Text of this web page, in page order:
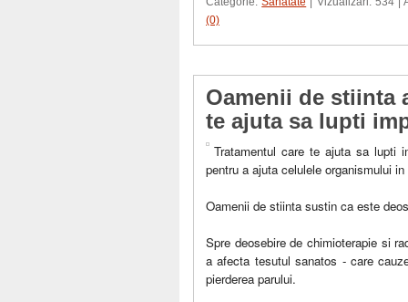
(0)
Oamenii de stiinta
te ajuta sa lupti
Tratamentul care te ajuta sa lupti
pentru a ajuta celulele organismului
Oamenii de stiinta sustin ca este
Spre deosebire de chimioterapie si
a afecta tesutul sanatos - care
pierderea parului.